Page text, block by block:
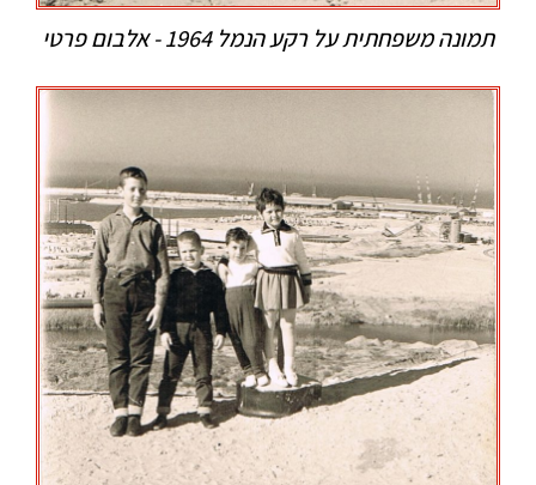
תמונה משפחתית על רקע הנמל 1964 - אלבום פרטי